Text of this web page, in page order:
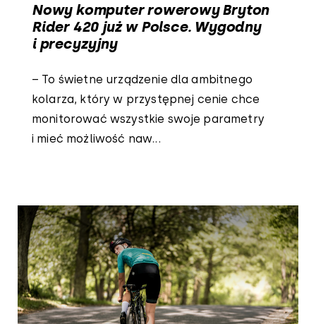
Nowy komputer rowerowy Bryton
Rider 420 już w Polsce. Wygodny
i precyzyjny
– To świetne urządzenie dla ambitnego
kolarza, który w przystępnej cenie chce
monitorować wszystkie swoje parametry
i mieć możliwość naw...